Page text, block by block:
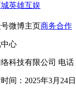
英雄互娱
微博主页商务合作
心
科技有限公司 电话
间：2025年3月24日